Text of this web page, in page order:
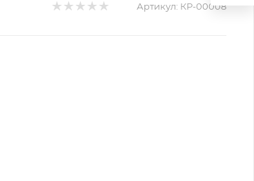
Артикул: КР-00008